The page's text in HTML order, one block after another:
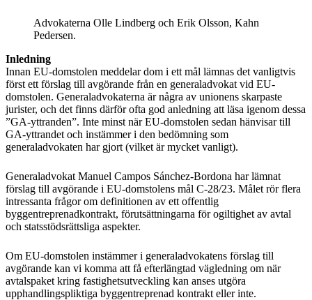
Advokaterna Olle Lindberg och Erik Olsson, Kahn
Pedersen.
Inledning
Innan EU-domstolen meddelar dom i ett mål lämnas det vanligtvis
först ett förslag till avgörande från en generaladvokat vid EU-
domstolen. Generaladvokaterna är några av unionens skarpaste
jurister, och det finns därför ofta god anledning att läsa igenom dessa
”GA-yttranden”. Inte minst när EU-domstolen sedan hänvisar till
GA-yttrandet och instämmer i den bedömning som
generaladvokaten har gjort (vilket är mycket vanligt).
Generaladvokat Manuel Campos Sánchez-Bordona har lämnat
förslag till avgörande i EU-domstolens mål C-28/23. Målet rör flera
intressanta frågor om definitionen av ett offentlig
byggentreprenadkontrakt, förutsättningarna för ogiltighet av avtal
och statsstödsrättsliga aspekter.
Om EU-domstolen instämmer i generaladvokatens förslag till
avgörande kan vi komma att få efterlängtad vägledning om när
avtalspaket kring fastighetsutveckling kan anses utgöra
upphandlingspliktiga byggentreprenad kontrakt eller inte.